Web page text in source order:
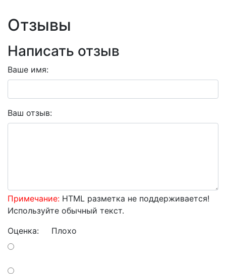
Отзывы
Написать отзыв
Ваше имя:
Ваш отзыв:
Примечание: HTML разметка не поддерживается!
Используйте обычный текст.
Оценка: Плохо